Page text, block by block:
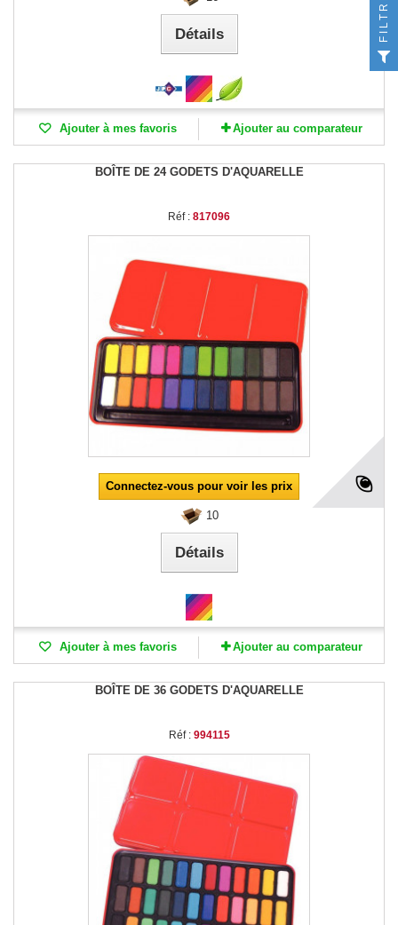
Détails
Ajouter à mes favoris Ajouter au comparateur
BOÎTE DE 24 GODETS D'AQUARELLE
Réf : 817096
Connectez-vous pour voir les prix
10
Détails
Ajouter à mes favoris Ajouter au comparateur
BOÎTE DE 36 GODETS D'AQUARELLE
Réf : 994115